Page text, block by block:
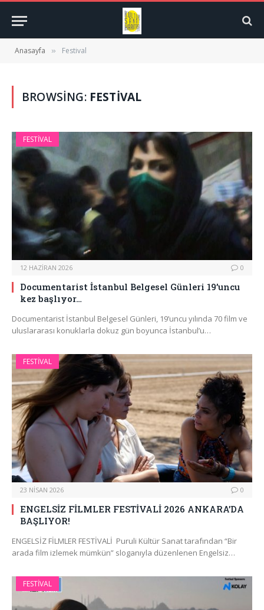
Anasayfa » Festival
BROWSING: FESTIVAL
FESTIVAL
12 HAZIRAN 2026 0
Documentarist İstanbul Belgesel Günleri 19’uncu
kez başlıyor…
Documentarist İstanbul Belgesel Günleri, 19’uncu yılında 70 film ve
uluslararası konuklarla dokuz gün boyunca İstanbul’u…
FESTIVAL
23 NISAN 2026 0
ENGELSİZ FİLMLER FESTİVALİ 2026 ANKARA’DA
BAŞLIYOR!
ENGELSİZ FİLMLER FESTİVALİ Puruli Kültür Sanat tarafından “Bir
arada film izlemek mümkün” sloganıyla düzenlenen Engelsiz…
FESTIVAL